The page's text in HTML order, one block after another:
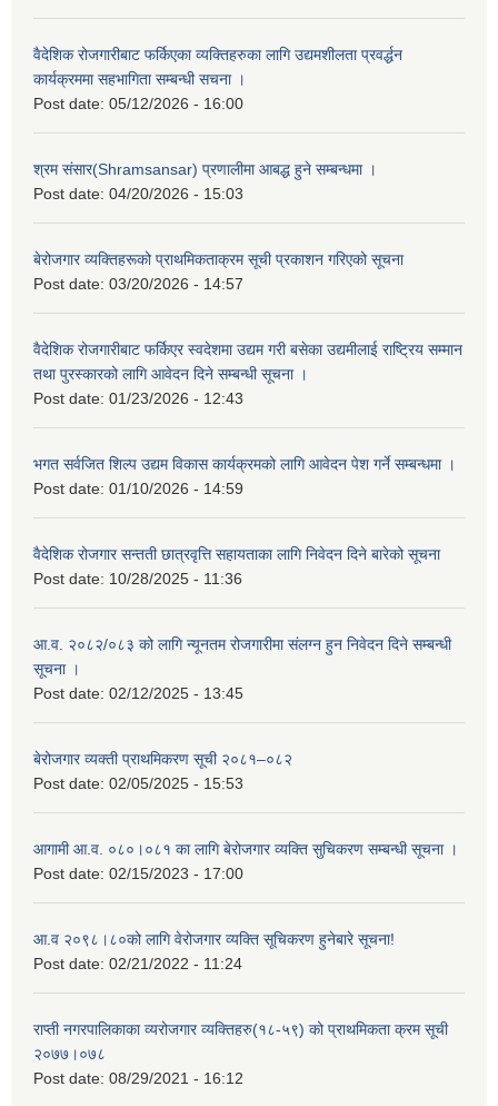
वैदेशिक रोजगारीबाट फर्किएका व्यक्तिहरुका लागि उद्यमशीलता प्रवर्द्धन
कार्यक्रममा सहभागिता सम्बन्धी सचना ।
Post date: 05/12/2026 - 16:00
श्रम संसार(Shramsansar) प्रणालीमा आबद्ध हुने सम्बन्धमा ।
Post date: 04/20/2026 - 15:03
बेरोजगार व्यक्तिहरूको प्राथमिकताक्रम सूची प्रकाशन गरिएको सूचना
Post date: 03/20/2026 - 14:57
वैदेशिक रोजगारीबाट फर्किएर स्वदेशमा उद्यम गरी बसेका उद्यमीलाई राष्ट्रिय सम्मान
तथा पुरस्कारको लागि आवेदन दिने सम्बन्धी सूचना ।
Post date: 01/23/2026 - 12:43
भगत सर्वजित शिल्प उद्यम विकास कार्यक्रमको लागि आवेदन पेश गर्ने सम्बन्धमा ।
Post date: 01/10/2026 - 14:59
वैदेशिक रोजगार सन्तती छात्रवृत्ति सहायताका लागि निवेदन दिने बारेको सूचना
Post date: 10/28/2025 - 11:36
आ.व. २०८२/०८३ को लागि न्यूनतम रोजगारीमा संलग्न हुन निवेदन दिने सम्बन्धी
सूचना ।
Post date: 02/12/2025 - 13:45
बेरोजगार व्यक्ती प्राथमिकरण सूची २०८१–०८२
Post date: 02/05/2025 - 15:53
आगामी आ.व. ०८०।०८१ का लागि बेरोजगार व्यक्ति सुचिकरण सम्बन्धी सूचना ।
Post date: 02/15/2023 - 17:00
आ.व २०९८।८०को लागि वेरोजगार व्यक्ति सूचिकरण हुनेबारे सूचना!
Post date: 02/21/2022 - 11:24
राप्ती नगरपालिकाका व्यरोजगार व्यक्तिहरु(१८-५९) को प्राथमिकता क्रम सूची
२०७७।०७८
Post date: 08/29/2021 - 16:12